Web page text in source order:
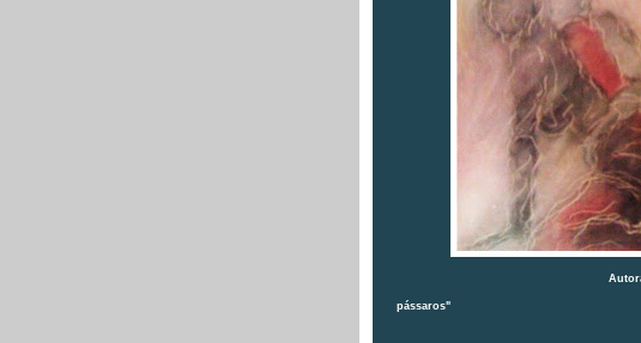
Autora do oleo -
pássaros"